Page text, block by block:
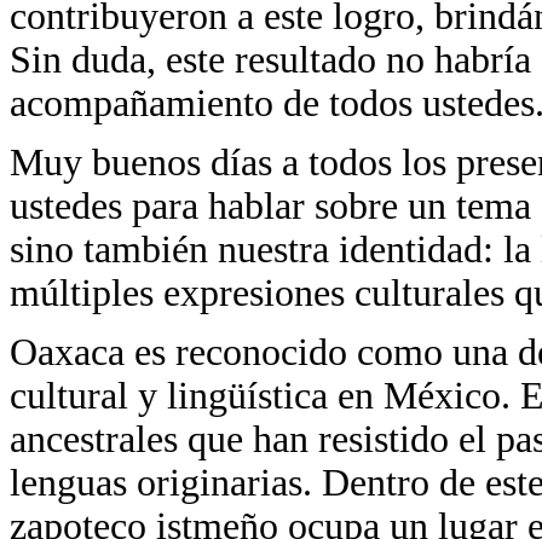
contribuyeron a este logro,
Sin duda, este resultado no
acompañamiento de todos
Muy buenos días a todos los
ustedes para hablar sobre un
sino también nuestra identidad:
múltiples expresiones culturales
Oaxaca es reconocido como una
cultural y lingüística en México.
ancestrales que han resistido el
lenguas originarias. Dentro de
zapoteco istmeño ocupa un lugar